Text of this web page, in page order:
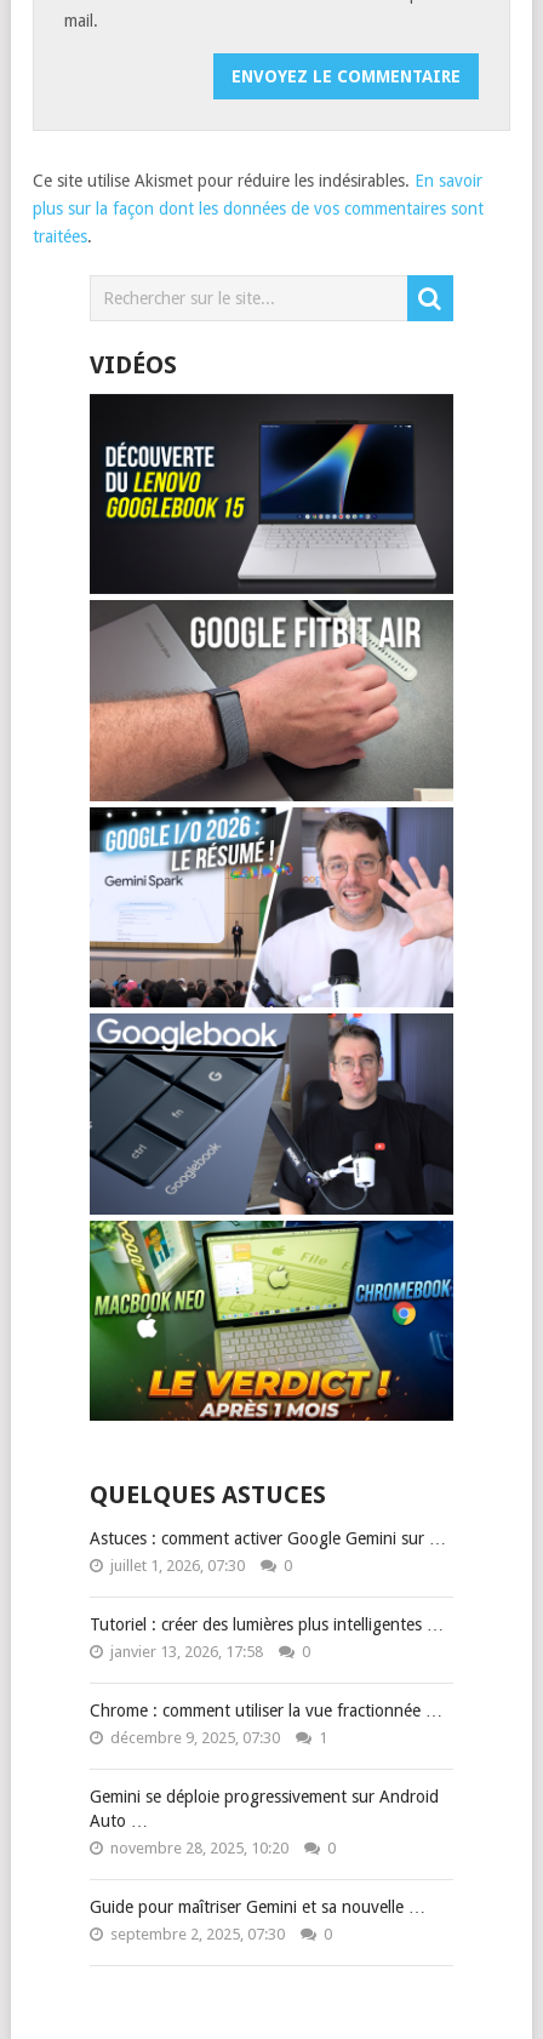
mail.
Ce site utilise Akismet pour réduire les indésirables. En savoir
plus sur la façon dont les données de vos commentaires sont
traitées.
VIDÉOS
QUELQUES ASTUCES
Astuces : comment activer Google Gemini sur …
juillet 1, 2026, 07:30 0
Tutoriel : créer des lumières plus intelligentes …
janvier 13, 2026, 17:58 0
Chrome : comment utiliser la vue fractionnée …
décembre 9, 2025, 07:30 1
Gemini se déploie progressivement sur Android
Auto …
novembre 28, 2025, 10:20 0
Guide pour maîtriser Gemini et sa nouvelle …
septembre 2, 2025, 07:30 0